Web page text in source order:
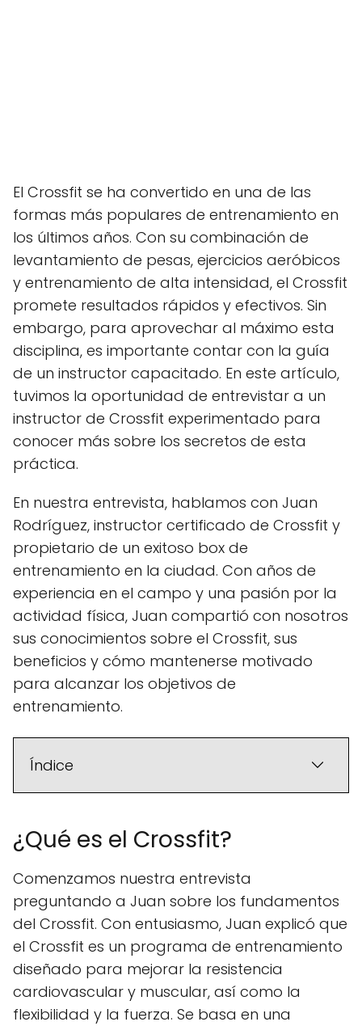
El Crossfit se ha convertido en una de las
formas más populares de entrenamiento en
los últimos años. Con su combinación de
levantamiento de pesas, ejercicios aeróbicos
y entrenamiento de alta intensidad, el Crossfit
promete resultados rápidos y efectivos. Sin
embargo, para aprovechar al máximo esta
disciplina, es importante contar con la guía
de un instructor capacitado. En este artículo,
tuvimos la oportunidad de entrevistar a un
instructor de Crossfit experimentado para
conocer más sobre los secretos de esta
práctica.
En nuestra entrevista, hablamos con Juan
Rodríguez, instructor certificado de Crossfit y
propietario de un exitoso box de
entrenamiento en la ciudad. Con años de
experiencia en el campo y una pasión por la
actividad física, Juan compartió con nosotros
sus conocimientos sobre el Crossfit, sus
beneficios y cómo mantenerse motivado
para alcanzar los objetivos de
entrenamiento.
Índice
¿Qué es el Crossfit?
Comenzamos nuestra entrevista
preguntando a Juan sobre los fundamentos
del Crossfit. Con entusiasmo, Juan explicó que
el Crossfit es un programa de entrenamiento
diseñado para mejorar la resistencia
cardiovascular y muscular, así como la
flexibilidad y la fuerza. Se basa en una